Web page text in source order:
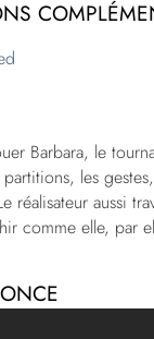
Barbara, le
partitions, les
réalisateur aussi
comme elle, par